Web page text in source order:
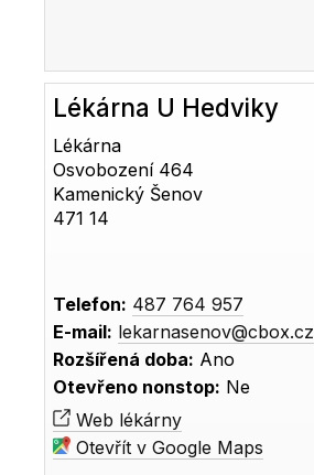
Lékárna U Hedviky
Lékárna
Osvobození 464
Kamenický Šenov
471 14
Telefon: 487 764 957
E-mail: lekarnasenov@cbox.cz
Rozšířená doba: Ano
Otevřeno nonstop: Ne
Web lékárny
Otevřít v Google Maps